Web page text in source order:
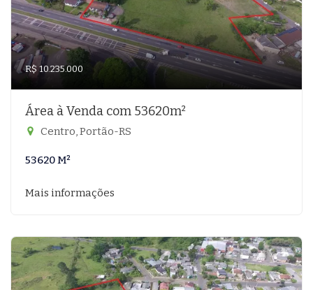
R$ 10.235.000
Área à Venda com 53620m²
Centro, Portão-RS
53620 M²
Mais informações